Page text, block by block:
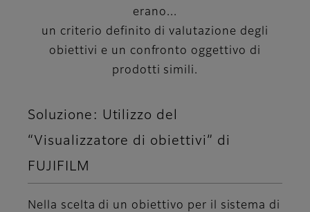
erano...
un criterio definito di valutazione degli
obiettivi e un confronto oggettivo di
prodotti simili.
Soluzione: Utilizzo del
“Visualizzatore di obiettivi” di
FUJIFILM
Nella scelta di un obiettivo per il sistema di